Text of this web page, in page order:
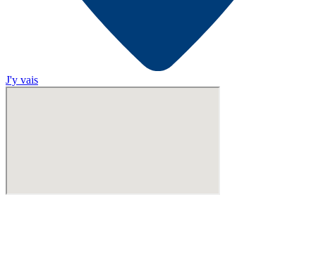
J'y vais